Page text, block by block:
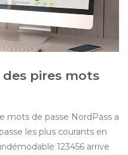
pires mots
mots de passe NordPass a
les plus courants en
123456 arrive